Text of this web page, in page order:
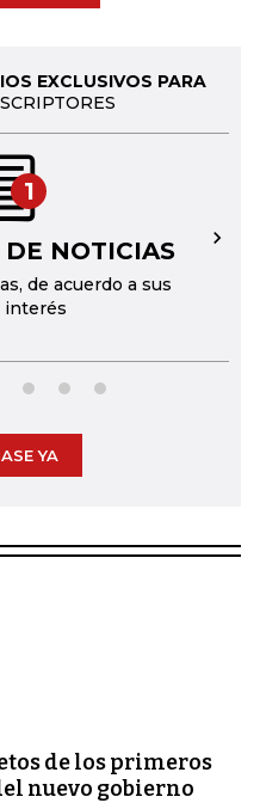
EXCLUSIVOS PARA
1
NOTICIAS
de acuerdo a sus
interés
→
YA
de los primeros
nuevo gobierno